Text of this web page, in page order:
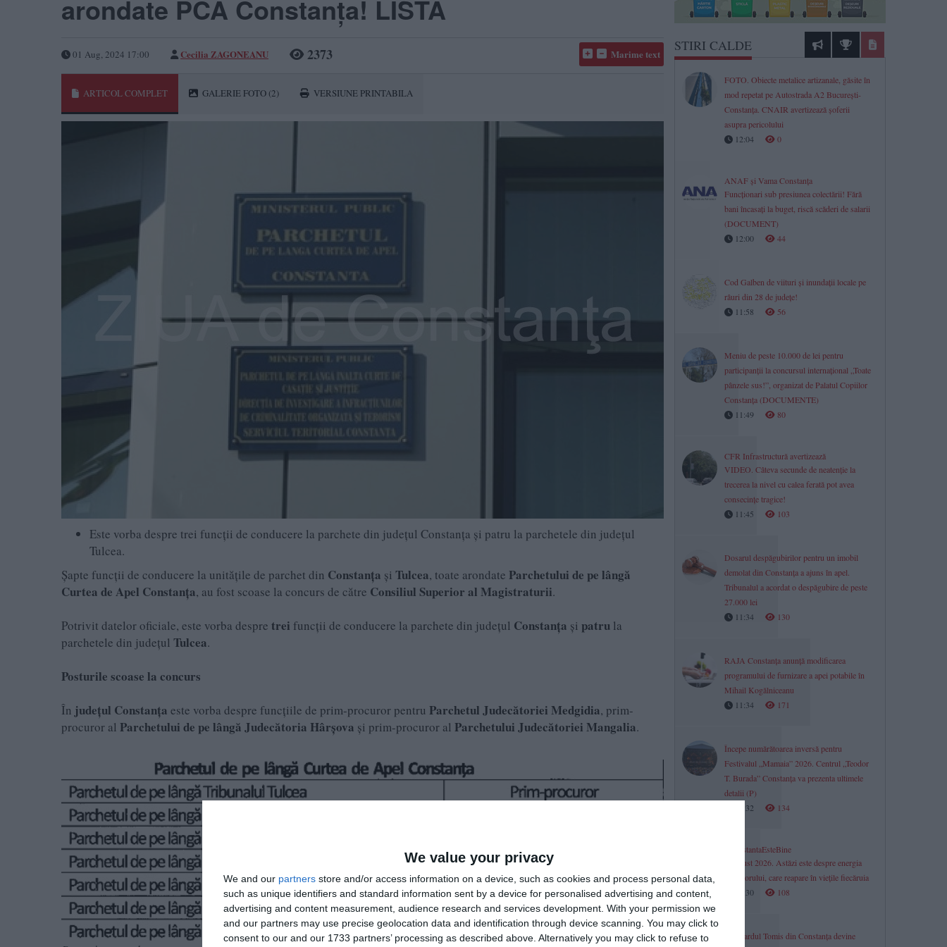
We value your privacy
We and our partners store and/or access information on a device, such as cookies and process personal data,
such as unique identifiers and standard information sent by a device for personalised advertising and content,
advertising and content measurement, audience research and services development. With your permission we
and our partners may use precise geolocation data and identification through device scanning. You may click to
consent to our and our 1733 partners’ processing as described above. Alternatively you may click to refuse to
arondate PCA Constanța! LISTA
01 Aug, 2024 17:00 Cecilia ZAGONEANU 2373 Marime text
ARTICOL COMPLET GALERIE FOTO (2) VERSIUNE PRINTABILA
Este vorba despre trei funcții de conducere la parchete din județul Constanța și patru la parchetele din județul
Tulcea.
Șapte funcții de conducere la unitățile de parchet din Constanța și Tulcea, toate arondate Parchetului de pe lângă
Curtea de Apel Constanța, au fost scoase la concurs de către Consiliul Superior al Magistraturii.
Potrivit datelor oficiale, este vorba despre trei funcții de conducere la parchete din județul Constanța și patru la
parchetele din județul Tulcea.
Posturile scoase la concurs
În județul Constanța este vorba despre funcțiile de prim-procuror pentru Parchetul Judecătoriei Medgidia, prim-
procuror al Parchetului de pe lângă Judecătoria Hârșova și prim-procuror al Parchetului Judecătoriei Mangalia.
STIRI CALDE
FOTO. Obiecte metalice artizanale, găsite în
mod repetat pe Autostrada A2 București-
Constanța. CNAIR avertizează șoferii
asupra pericolului
12:04
0
ANAF și Vama Constanța
Funcționari sub presiunea colectării! Fără
bani încasați la buget, riscă scăderi de salarii
(DOCUMENT)
12:00
44
Cod Galben de viituri și inundații locale pe
râuri din 28 de județe!
11:58
56
Meniu de peste 10.000 de lei pentru
participanții la concursul internațional „Toate
pânzele sus!”, organizat de Palatul Copiilor
Constanța (DOCUMENTE)
11:49
80
CFR Infrastructură avertizează
VIDEO. Câteva secunde de neatenție la
trecerea la nivel cu calea ferată pot avea
consecințe tragice!
11:45
103
Dosarul despăgubirilor pentru un imobil
demolat din Constanța a ajuns în apel.
Tribunalul a acordat o despăgubire de peste
27.000 lei
11:34
130
RAJA Constanța anunță modificarea
programului de furnizare a apei potabile în
Mihail Kogălniceanu
11:34
171
Începe numărătoarea inversă pentru
Festivalul „Mamaia” 2026. Centrul „Teodor
T. Burada” Constanța va prezenta ultimele
detalii (P)
11:32
134
#ConstantaEsteBine
7 august 2026. Astăzi este despre energia
Salvatorului, care reapare în viețile fiecăruia
11:30
108
Bulevardul Tomis din Constanța devine